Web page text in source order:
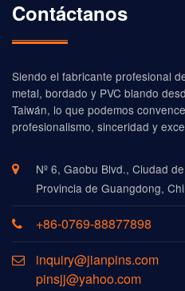
Contáctanos
Siendo el fabricante profesional
metal, bordado y PVC blando
Taiwán, lo que podemos
profesionalismo, sinceridad y
Nº 6, Gaobu Blvd., Ciudad
Provincia de Guangdong,
+86-0769-88877898
inquiry@jianpins.com
pinsjj@yahoo.com